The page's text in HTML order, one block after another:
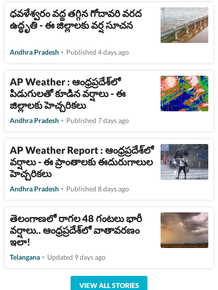
ధవళేశ్వరం వద్ద తగ్గిన గోదావరి వరద
ఉద్ధృతి - ఈ జిల్లాలకు వర్ష సూచన
Andhra Pradesh Published 4 days ago
AP Weather : ఆంధ్రప్రదేశ్‌లో
పిడుగులతో కూడిన వర్షాలు - ఈ
జిల్లాలకు హెచ్చరికలు
Andhra Pradesh Published 7 days ago
AP Weather Report : ఆంధ్రప్రదేశ్‌లో
వర్షాలు - ఈ ప్రాంతాలకు ఈదురుగాలుల
హెచ్చరికలు
Andhra Pradesh Published 8 days ago
తెలంగాణలో రాగల 48 గంటలు భారీ
వర్షాలు.. ఆంధ్రప్రదేశ్‌లో వాతావరణం
ఇలా!
Telangana Updated 9 days ago
VIEW ALL STORIES